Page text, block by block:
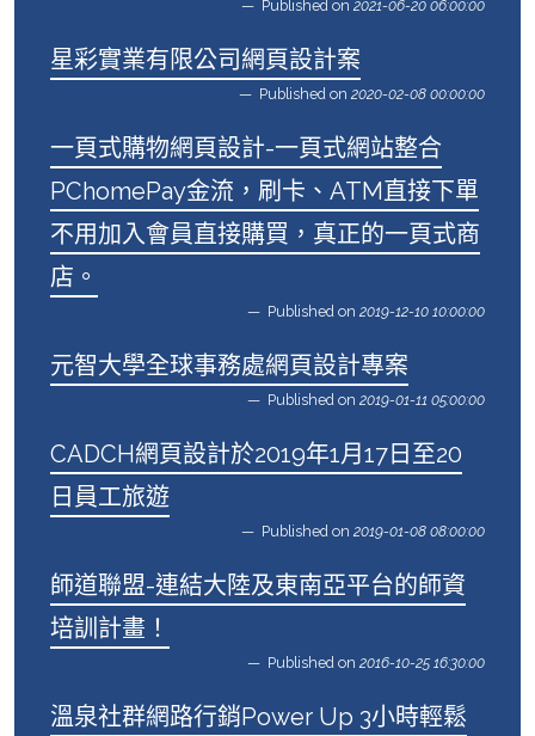
Published on 2021-06-20 06:00:00
星彩實業有限公司網頁設計案
Published on 2020-02-08 00:00:00
一頁式購物網頁設計-一頁式網站整合
PChomePay金流，刷卡、ATM直接下單
不用加入會員直接購買，真正的一頁式商
店。
Published on 2019-12-10 10:00:00
元智大學全球事務處網頁設計專案
Published on 2019-01-11 05:00:00
CADCH網頁設計於2019年1月17日至20
日員工旅遊
Published on 2019-01-08 08:00:00
師道聯盟-連結大陸及東南亞平台的師資
培訓計畫！
Published on 2016-10-25 16:30:00
溫泉社群網路行銷Power Up 3小時輕鬆